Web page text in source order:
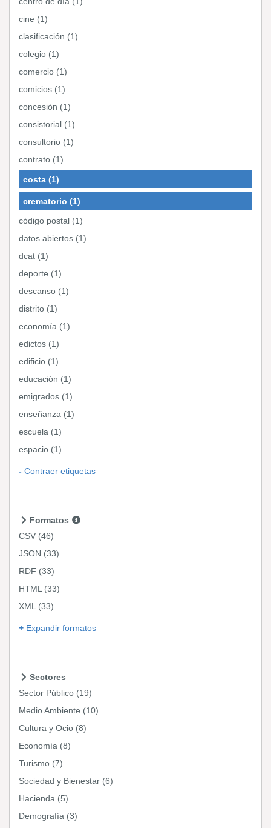
cine (1)
clasificación (1)
colegio (1)
comercio (1)
comicios (1)
concesión (1)
consistorial (1)
consultorio (1)
contrato (1)
costa (1)
crematorio (1)
código postal (1)
datos abiertos (1)
dcat (1)
deporte (1)
descanso (1)
distrito (1)
economía (1)
edictos (1)
edificio (1)
educación (1)
emigrados (1)
enseñanza (1)
escuela (1)
espacio (1)
Contraer etiquetas
Formatos
CSV (46)
JSON (33)
RDF (33)
HTML (33)
XML (33)
Expandir formatos
Sectores
Sector Público (19)
Medio Ambiente (10)
Cultura y Ocio (8)
Economía (8)
Turismo (7)
Sociedad y Bienestar (6)
Hacienda (5)
Demografía (3)